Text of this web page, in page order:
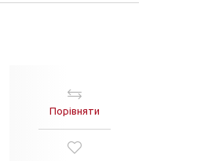
Порівняти